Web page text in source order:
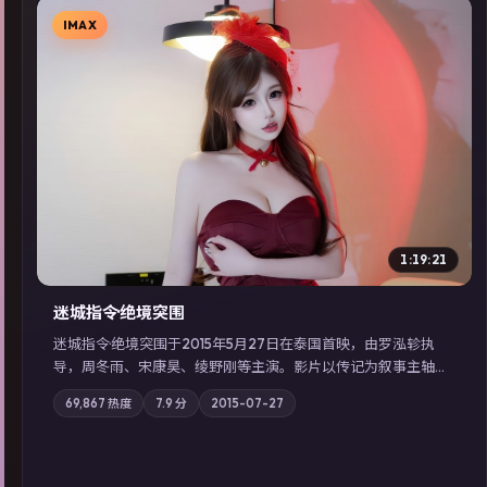
▶
IMAX
1:19:21
迷城指令·绝境突围
迷城指令·绝境突围于2015年5月27日在泰国首映，由罗泓轸执
导，周冬雨、宋康昊、绫野刚等主演。影片以传记为叙事主轴，
记忆碎片重组后，主角发现自己从未活过“真实”的一天；摄影与
配乐强化地域气质；站内亦可通过「国产免费观看高清电视剧在
69,867 热度 7.9 分 2015-07-27